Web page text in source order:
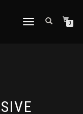
TOGGLE
0